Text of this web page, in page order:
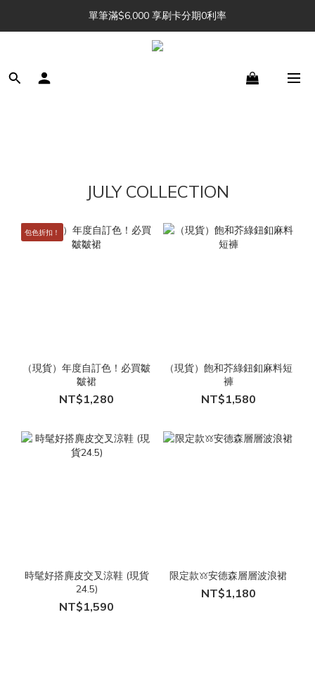
Julu. 訂單追加中 🔖
單筆滿$6,000 享刷卡分期0利率
Julu. 訂單追加中 🔖
JULY COLLECTION
包色折扣！
（現貨）年度自訂色！必買皺
皺裙
NT$1,280
（現貨）飽和芥綠鈕釦麻料短
褲
NT$1,580
時髦好搭麂皮交叉涼鞋 (現貨
24.5)
NT$1,590
限定款𖦆安德森層層波浪裙
NT$1,180